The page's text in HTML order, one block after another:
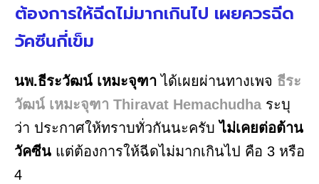
ต้องการให้ฉีดไม่มากเกินไป เผยควรฉีด
วัคซีนกี่เข็ม
นพ.ธีระวัฒน์ เหมะจุฑา ได้เผยผ่านทางเพจ ธีระ
วัฒน์ เหมะจุฑา Thiravat Hemachudha ระบุ
ว่า ประกาศให้ทราบทั่วกันนะครับไม่เคยต่อต้าน
วัคซีน แต่ต้องการให้ฉีดไม่มากเกินไป คือ 3 หรือ
4